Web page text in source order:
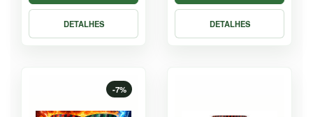
DETALHES DETALHES
-7%